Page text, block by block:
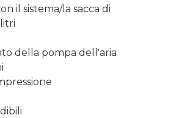
il sistema/la sacca di
della pompa dell'aria